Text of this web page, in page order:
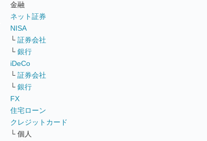
金融
ネット証券
NISA
└ 証券会社
└ 銀行
iDeCo
└ 証券会社
└ 銀行
FX
住宅ローン
クレジットカード
└ 個人